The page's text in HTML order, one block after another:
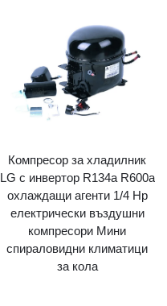
Компресор за хладилник
LG с инвертор R134a R600a
охлаждащи агенти 1/4 Hp
електрически въздушни
компресори Мини
спираловидни климатици
за кола